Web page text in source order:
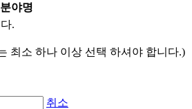
야명
.
최소 하나 이상 선택 하셔야 합니다.)
취소